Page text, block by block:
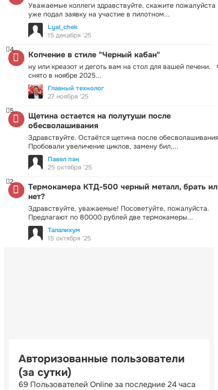
Уважаемые коллеги здравствуйте. скажите пожалуйста
уже подал заявку на участие в пилотном...
Lyal_chek
15 декабря '25
Копчение в стиле "Черный кабан"
ну или креазот и деготь вам на стол для вашей печени.
снято в ноябре 2025...
4
Главный технолог
27 ноября '25
Щетина остается на полутуши после
обесволашивания
Здравствуйте. Остаётся щетина после
Пробовали увеличение циклов, замену бил,...
5
Павел пан
25 октября '25
Термокамера КТД-500 черный металл, брать
нет?
Здравствуйте, уважаемые! Посоветуйте, пожалуйста.
Предлагают по 80000 рублей две термокамеры...
2
Талалихум
15 октября '25
Авторизованные пользователи
(за сутки)
69 Пользователей Online за последние 24 часа